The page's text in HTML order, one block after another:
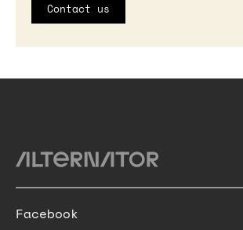
Contact us
Facebook